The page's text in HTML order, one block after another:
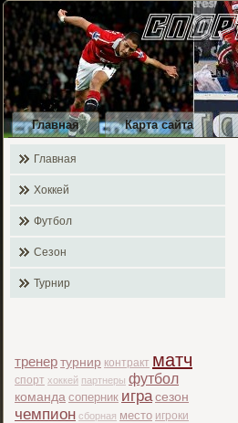
Главная Карта сайта
Главная
Хоккей
Футбол
Сезон
Турнир
тренер турнир контракт матч
спорт хоккей партнеры футбол
команда соперник игра сезон
чемпион сборная место игроки